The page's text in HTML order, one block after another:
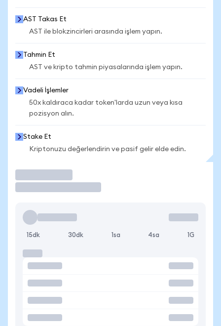
AST Takas Et
AST ile blokzincirleri arasında işlem yapın.
Tahmin Et
AST ve kripto tahmin piyasalarında işlem yapın.
Vadeli İşlemler
50x kaldıraca kadar token'larda uzun veya kısa
pozisyon alın.
Stake Et
Kriptonuzu değerlendirin ve pasif gelir elde edin.
15dk 30dk 1sa 4sa 1G